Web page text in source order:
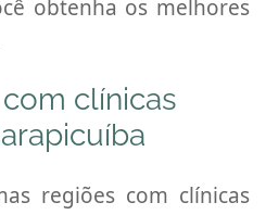
obtenha os melhores
clínicas
regiões com clínicas